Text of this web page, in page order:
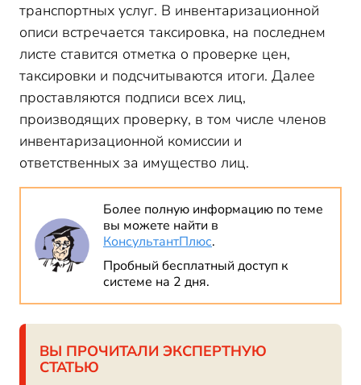
транспортных услуг. В инвентаризационной
описи встречается таксировка, на последнем
листе ставится отметка о проверке цен,
таксировки и подсчитываются итоги. Далее
проставляются подписи всех лиц,
производящих проверку, в том числе членов
инвентаризационной комиссии и
ответственных за имущество лиц.
Более полную информацию по теме
вы можете найти в
КонсультантПлюс.
Пробный бесплатный доступ к
системе на 2 дня.
ВЫ ПРОЧИТАЛИ ЭКСПЕРТНУЮ
СТАТЬЮ